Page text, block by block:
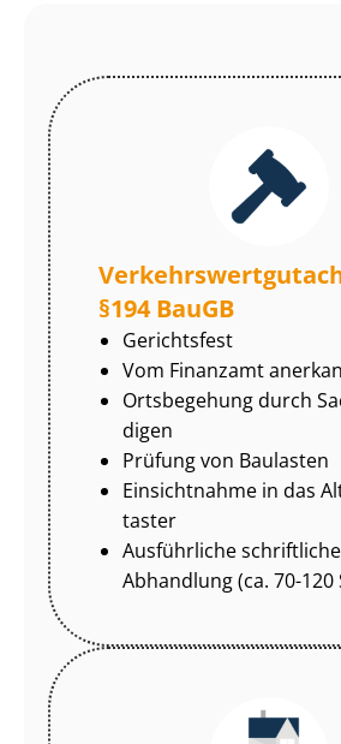
§194 BauGB
Gerichtsfest
Vom Finanzamt
Ortsbegehung durch
di­gen
Prüfung von Baulasten
Einsichtnahme in das
tas­ter
Ausführliche schriftliche
Abhandlung (ca. 70-120